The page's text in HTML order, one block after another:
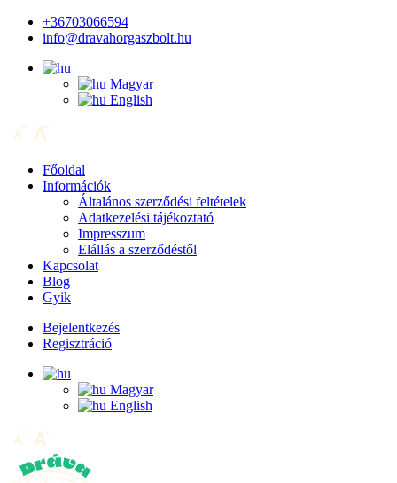
+36703066594
info@dravahorgaszbolt.hu
Magyar
English
Főoldal
Információk
Általános szerződési feltételek
Adatkezelési tájékoztató
Impresszum
Elállás a szerződéstől
Kapcsolat
Blog
Gyik
Bejelentkezés
Regisztráció
Magyar
English